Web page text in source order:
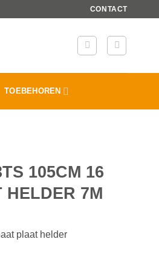
CONTACT
TOEBEHOREN
105CM 16
HELDER 7M
plaat helder